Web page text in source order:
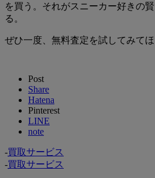
を買う。それがスニーカー好きの
る。
ぜひ一度、無料査定を試してみてほ
Post
Share
Hatena
Pinterest
LINE
note
-買取サービス
-買取サービス